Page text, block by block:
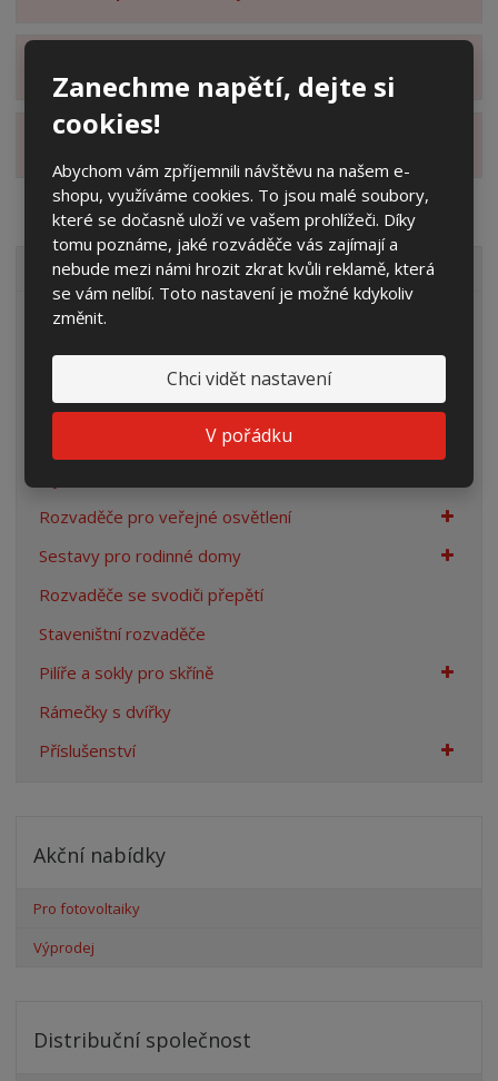
Zanechme napětí, dejte si
cookies!
Abychom vám zpříjemnili návštěvu na našem e-
shopu, využíváme cookies. To jsou malé soubory,
které se dočasně uloží ve vašem prohlížeči. Díky
tomu poznáme, jaké rozváděče vás zajímají a
nebude mezi námi hrozit zkrat kvůli reklamě, která
se vám nelíbí. Toto nastavení je možné kdykoliv
změnit.
Chci vidět nastavení
V pořádku
VŠECHNY KATEGORIE
Elektroměrové rozvaděče
Prázdné skříně
Rozpojovací jistící skříně
Rozvaděče pro veřejné osvětlení
Sestavy pro rodinné domy
Rozvaděče se svodiči přepětí
Staveništní rozvaděče
Pilíře a sokly pro skříně
Rámečky s dvířky
Příslušenství
Akční nabídky
Pro fotovoltaiky
Výprodej
Distribuční společnost